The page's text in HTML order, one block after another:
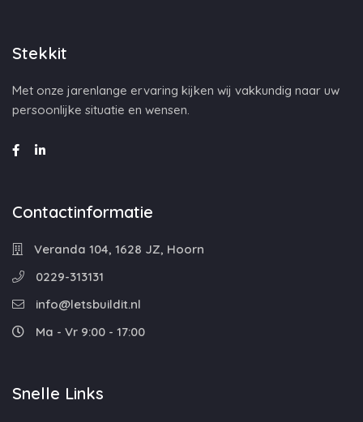
Stekkit
Met onze jarenlange ervaring kijken wij vakkundig naar uw
persoonlijke situatie en wensen.
Contactinformatie
Veranda 104, 1628 JZ, Hoorn
0229-313131
info@letsbuildit.nl
Ma - Vr 9:00 - 17:00
Snelle Links